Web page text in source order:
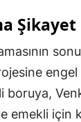
engel
boruya,
emekli için